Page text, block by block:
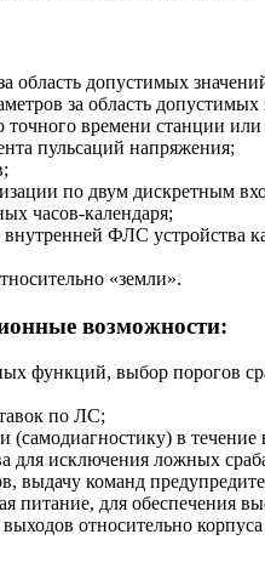
область допустимых
за область допустимых
точного времени станции
пульсаций напряжения;
по двум дискретным
часов-календаря;
ФЛС устройства
«земли».
возможности:
функций, выбор порогов
по ЛС;
в течение
для исключения ложных
выдачу команд
питание, для обеспечения
относительно